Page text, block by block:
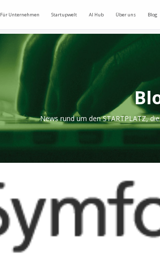
Für Unternehmen Startupwelt AI Hub Über uns Blog
News rund um den STARTPLATZ,